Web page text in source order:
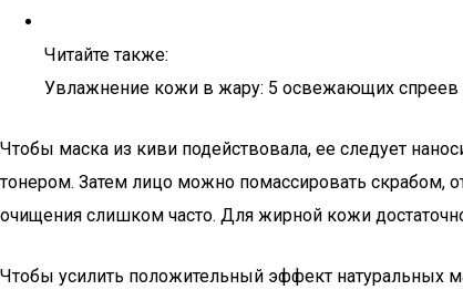
Читайте также:
Увлажнение кожи в жару: 5 освежающих спреев
Чтобы маска из киви подействовала, ее следует
тонером. Затем лицо можно помассировать скрабом,
очищения слишком часто. Для жирной кожи
Чтобы усилить положительный эффект натуральных